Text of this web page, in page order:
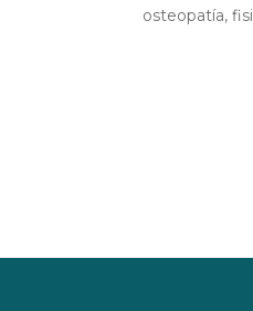
osteopatía,